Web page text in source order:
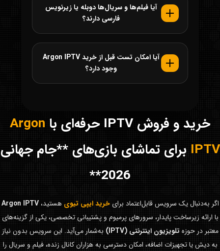
آیا فیلم‌ها و سریال‌ها دوبله یا زیرنویس
فارسی دارند؟
آیا امکان تست قبل از خرید Argon IPTV
وجود دارد؟
خرید و فروش IPTV حرفه‌ای با
Argon
IPTV برای تماشای بازی‌های **جام جهانی
2026**
اگر به‌دنبال یک سرویس قابل‌اعتماد برایخرید ایپی تیوی هستید،Argon IPTV
با ارائه زیرساخت پایدار، سرورهای پرمیوم و پشتیبانی تخصصی، یکی از گزینه‌های
معتبر در حوزه تلویزیون اینترنتی (IPTV)
به‌شمار می‌آید. این سرویس بدون نیاز
به دیش یا تجهیزات اضافه، امکان دسترسی به هزاران کانال زنده، فیلم و سریال را